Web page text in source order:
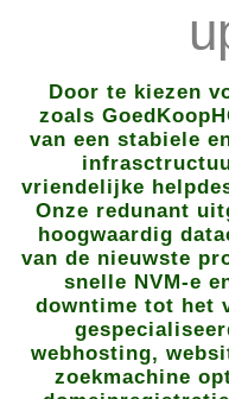
Door te kiezen
zoals
van een stabiele
vriendelijke
Onze redunant
hoogwaardig
van de nieuwste
snelle NVM-e
downtime tot het
webhosting,
zoekmachine